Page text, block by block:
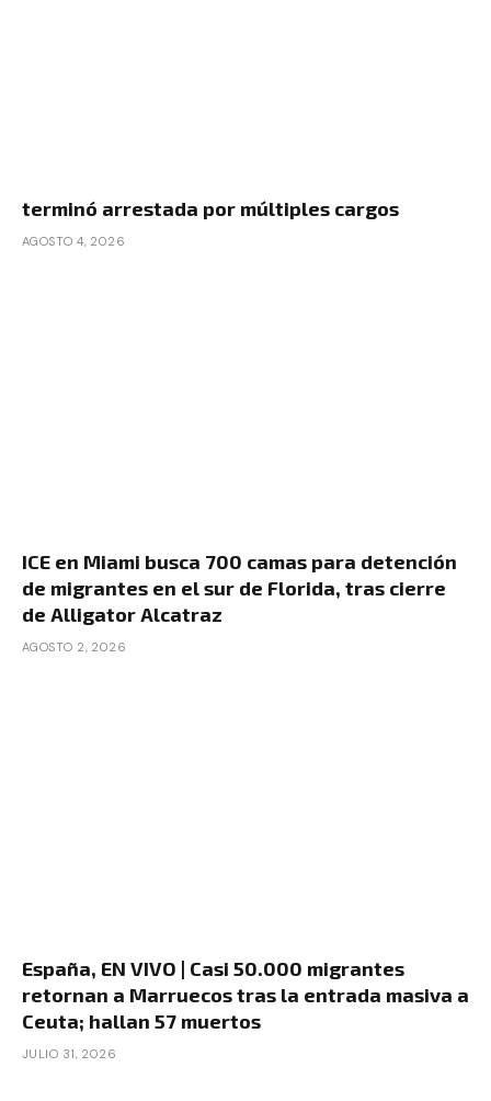
terminó arrestada por múltiples cargos
AGOSTO 4, 2026
ICE en Miami busca 700 camas para detención
de migrantes en el sur de Florida, tras cierre
de Alligator Alcatraz
AGOSTO 2, 2026
España, EN VIVO | Casi 50.000 migrantes
retornan a Marruecos tras la entrada masiva a
Ceuta; hallan 57 muertos
JULIO 31, 2026